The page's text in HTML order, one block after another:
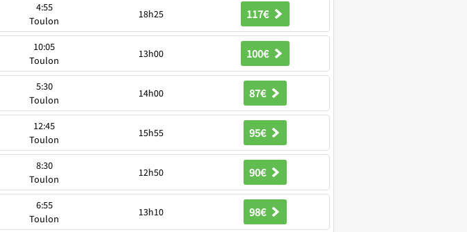
4:55
Toulon
18h25 117€
10:05
Toulon
13h00 100€
5:30
Toulon
14h00 87€
12:45
Toulon
15h55 95€
8:30
Toulon
12h50 90€
6:55
Toulon
13h10 98€